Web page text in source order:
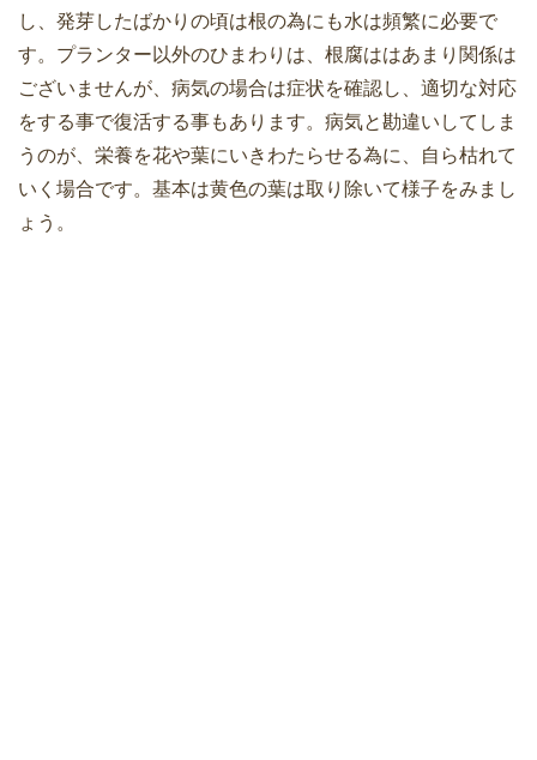
し、発芽したばかりの頃は根の為にも水は頻繁に必要で
す。プランター以外のひまわりは、根腐ははあまり関係は
ございませんが、病気の場合は症状を確認し、適切な対応
をする事で復活する事もあります。病気と勘違いしてしま
うのが、栄養を花や葉にいきわたらせる為に、自ら枯れて
いく場合です。基本は黄色の葉は取り除いて様子をみまし
ょう。